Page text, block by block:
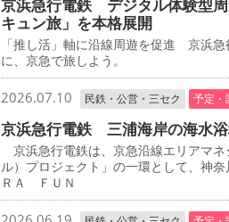
京浜急行電鉄 デジタル体験型
キュン旅」を本格展開
「推し活」軸に沿線周遊を促進 京浜
に、京急で旅しよう。
2026.07.10 民鉄・公営・三セク 予定・
京浜急行電鉄 三浦海岸の海水
京浜急行電鉄は、京急沿線エリアマ
ル）プロジェクト」の一環として、神
ＲＡ ＦＵＮ